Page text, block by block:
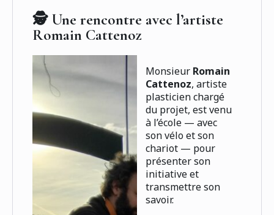
🕵️ Une rencontre avec l’artiste
Romain Cattenoz
Monsieur Romain
Cattenoz, artiste
plasticien chargé
du projet, est venu
à l’école — avec
son vélo et son
chariot — pour
présenter son
initiative et
transmettre son
savoir.